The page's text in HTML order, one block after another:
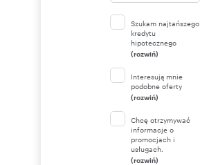
Szukam najtańszego
kredytu
hipotecznego
(rozwiń)
Interesują mnie
podobne oferty
(rozwiń)
Chcę otrzymywać
informacje o
promocjach i
usługach.
(rozwiń)